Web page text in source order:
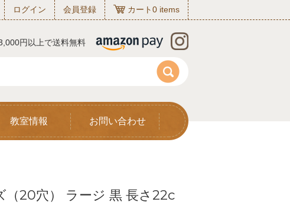
ログイン 会員登録 カート0 items
円以上で送料無料
教室情報 お問い合わせ
20穴） ラージ 黒 長さ22c